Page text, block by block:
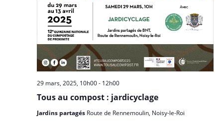
Tous au compost : jardicyclage
29 mars, 2025, 10h00- 12h00
Jardins partagés Route de Rennemoulin, Noisy-le-Roi